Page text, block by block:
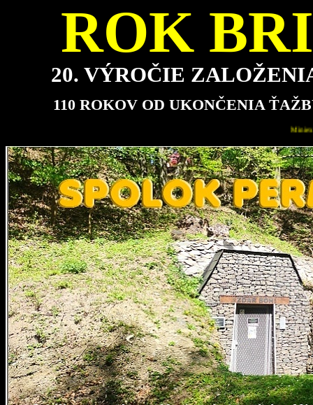
ROK
20. VÝROČIE
110 ROKOV OD UKONČENIA
Miniexpozícia bude pre návštevníkov najbližšie